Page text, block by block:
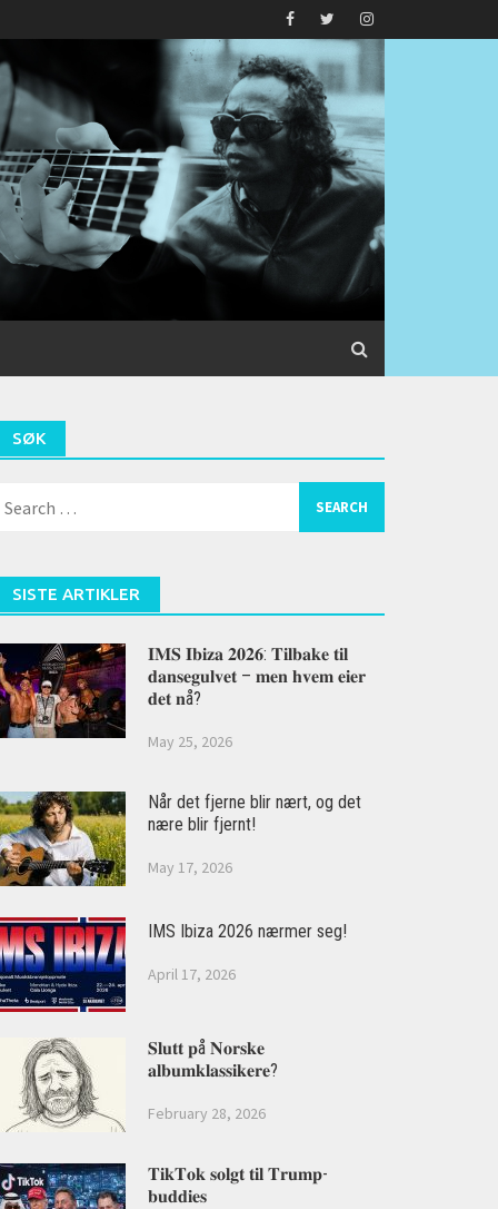
SØK
SISTE ARTIKLER
𝐈𝐌𝐒 𝐈𝐛𝐢𝐳𝐚 𝟐𝟎𝟐𝟔: 𝐓𝐢𝐥𝐛𝐚𝐤𝐞 𝐭𝐢𝐥
𝐝𝐚𝐧𝐬𝐞𝐠𝐮𝐥𝐯𝐞𝐭 – 𝐦𝐞𝐧 𝐡𝐯𝐞𝐦 𝐞𝐢𝐞𝐫
𝐝𝐞𝐭 𝐧å?
May 25, 2026
Når det fjerne blir nært, og det
nære blir fjernt!
May 17, 2026
IMS Ibiza 2026 nærmer seg!
April 17, 2026
𝐒𝐥𝐮𝐭𝐭 𝐩å 𝐍𝐨𝐫𝐬𝐤𝐞
𝐚𝐥𝐛𝐮𝐦𝐤𝐥𝐚𝐬𝐬𝐢𝐤𝐞𝐫𝐞?
February 28, 2026
𝐓𝐢𝐤𝐓𝐨𝐤 𝐬𝐨𝐥𝐠𝐭 𝐭𝐢𝐥 𝐓𝐫𝐮𝐦𝐩-
𝐛𝐮𝐝𝐝𝐢𝐞𝐬